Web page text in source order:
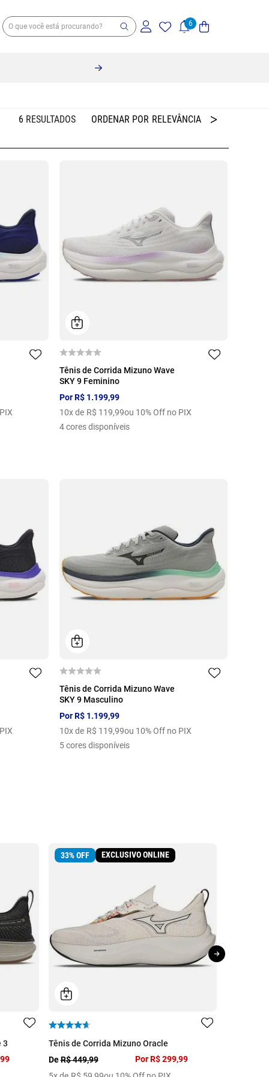
6 RELEVÂNCIA
34 35 36 37
40
Tênis de Corrida Mizuno Wave
SKY 9 Feminino
Por R$ 1 .199,99
10x de R$ 119,99ou 10% Off no PIX
4 cores disponíveis
44
Tênis de Corrida Mizuno Wave
SKY 9 Masculino
Por R$ 1 .199,99
10x de R$ 119,99ou 10% Off no PIX
5 cores disponíveis
3
33%OFF EXCLUSIVO ONLINE
Tênis de Corrida Mizuno Oracle
DeR$ 449,99
Por R$ 299,99